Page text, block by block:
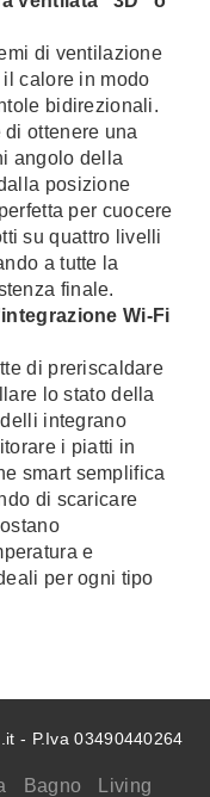
di ventilazione
calore in modo
bidirezionali.
ottenere una
angolo della
posizione
per cuocere
su quattro livelli
a tutte la
finale.
Wi-Fi
di preriscaldare
lo stato della
integrano
i piatti in
smart semplifica
di scaricare
e
per ogni tipo
- P.Iva 03490440264
Bagno Living